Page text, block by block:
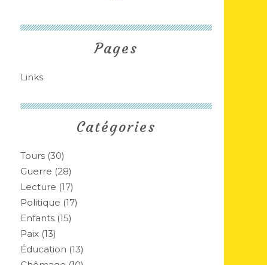
Catégories
Tours (30)
Guerre (28)
Lecture (17)
Politique (17)
Enfants (15)
Paix (13)
Éducation (13)
Pages
Links